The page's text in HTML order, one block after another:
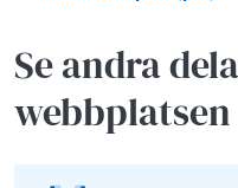
Se andra
webbplatsen